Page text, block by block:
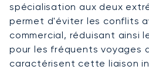
spécialisation aux deux
permet d'éviter les conflits
commercial, réduisant ainsi
pour les fréquents voyages
caractérisent cette liaison